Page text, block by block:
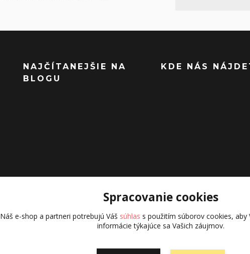
NAJČÍTANEJŠIE NA
BLOGU
KDE NÁS
Spracovanie cookies
Náš e-shop a partneri potrebujú Váš súhlas s použitím súborov cookies,
informácie týkajúce sa Vašich záujmov.